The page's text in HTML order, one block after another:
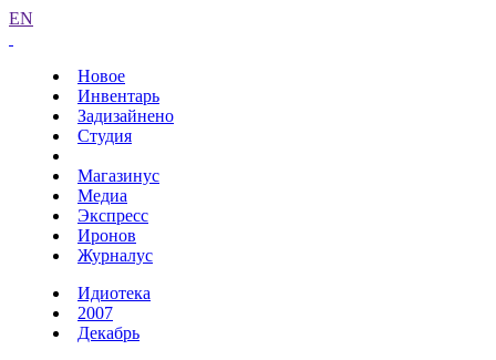
EN
Новое
Инвентарь
Задизайнено
Студия
Магазинус
Медиа
Экспресс
Иронов
Журналус
Идиотека
2007
Декабрь